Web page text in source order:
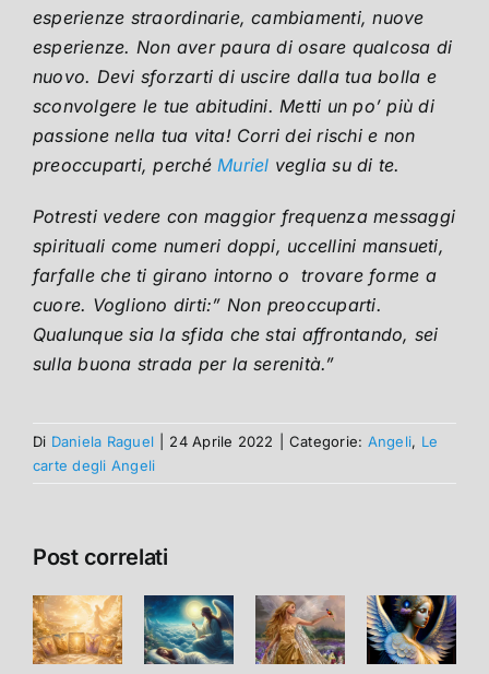
esperienze straordinarie, cambiamenti, nuove
esperienze. Non aver paura di osare qualcosa di
nuovo. Devi sforzarti di uscire dalla tua bolla e
sconvolgere le tue abitudini. Metti un po’ più di
passione nella tua vita! Corri dei rischi e non
preoccuparti, perché Muriel veglia su di te.
Potresti vedere con maggior frequenza messaggi
spirituali come numeri doppi, uccellini mansueti,
farfalle che ti girano intorno o trovare forme a
cuore. Vogliono dirti:” Non preoccuparti.
Qualunque sia la sfida che stai affrontando, sei
sulla buona strada per la serenità.”
Di Daniela Raguel 24 Aprile 2022 Categorie: Angeli, Le
carte degli Angeli
Post correlati